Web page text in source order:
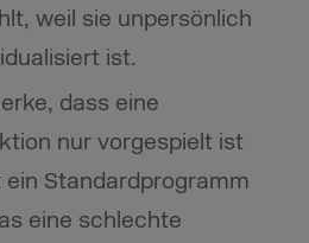
weil sie unpersönlich
ist.
dass eine
nur vorgespielt ist
Standardprogramm
eine schlechte